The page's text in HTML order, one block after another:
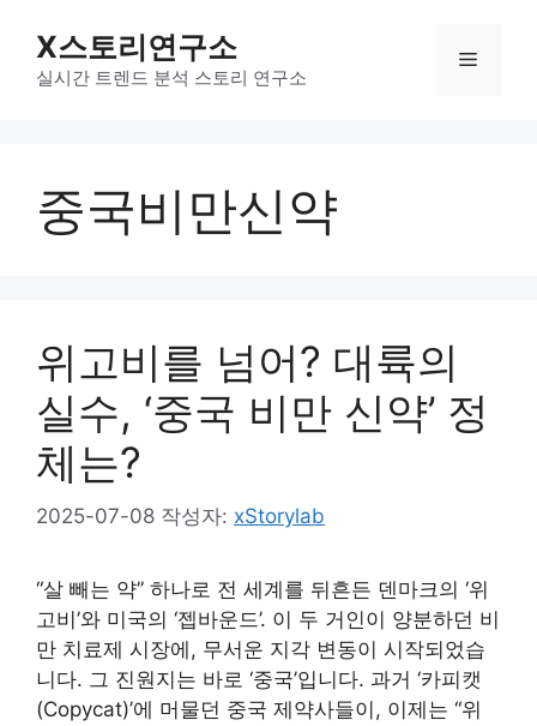
X스토리연구소
실시간 트렌드 분석 스토리 연구소
메
중국비만신약
위고비를 넘어? 대륙의
실수, ‘중국 비만 신약’ 정
체는?
2025-07-08 작성자: xStorylab
“살 빼는 약” 하나로 전 세계를 뒤흔든 덴마크의 ‘위
고비’와 미국의 ‘젭바운드’. 이 두 거인이 양분하던 비
만 치료제 시장에, 무서운 지각 변동이 시작되었습
니다. 그 진원지는 바로 ‘중국’입니다. 과거 ‘카피캣
(Copycat)’에 머물던 중국 제약사들이, 이제는 “위